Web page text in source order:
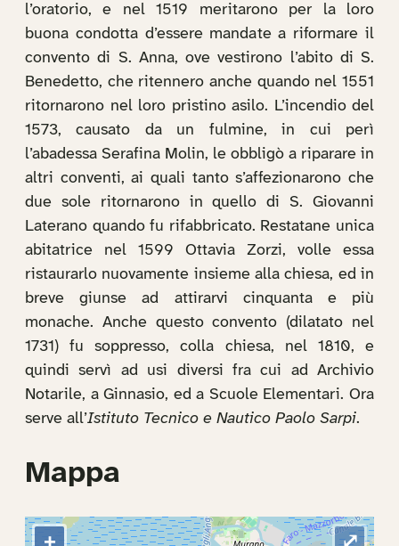
l’oratorio, e nel 1519 meritarono per la loro
buona condotta d’essere mandate a riformare il
convento di S. Anna, ove vestirono l’abito di S.
Benedetto, che ritennero anche quando nel 1551
ritornarono nel loro pristino asilo. L’incendio del
1573, causato da un fulmine, in cui perì
l’abadessa Serafina Molin, le obbligò a riparare in
altri conventi, ai quali tanto s’affezionarono che
due sole ritornarono in quello di S. Giovanni
Laterano quando fu rifabbricato. Restatane unica
abitatrice nel 1599 Ottavia Zorzi, volle essa
ristaurarlo nuovamente insieme alla chiesa, ed in
breve giunse ad attirarvi cinquanta e più
monache. Anche questo convento (dilatato nel
1731) fu soppresso, colla chiesa, nel 1810, e
quindi servì ad usi diversi fra cui ad Archivio
Notarile, a Ginnasio, ed a Scuole Elementari. Ora
serve all’Istituto Tecnico e Nautico Paolo Sarpi.
Mappa